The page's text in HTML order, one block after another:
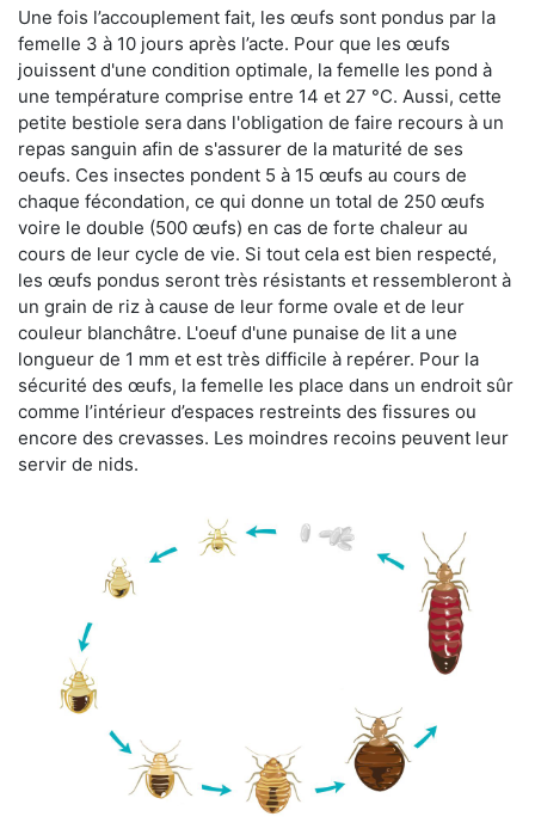
Une fois l’accouplement fait, les œufs sont pondus par la
femelle 3 à 10 jours après l’acte. Pour que les œufs
jouissent d'une condition optimale, la femelle les pond à
une température comprise entre 14 et 27 °C. Aussi, cette
petite bestiole sera dans l'obligation de faire recours à un
repas sanguin afin de s'assurer de la maturité de ses
oeufs. Ces insectes pondent 5 à 15 œufs au cours de
chaque fécondation, ce qui donne un total de 250 œufs
voire le double (500 œufs) en cas de forte chaleur au
cours de leur cycle de vie. Si tout cela est bien respecté,
les œufs pondus seront très résistants et ressembleront à
un grain de riz à cause de leur forme ovale et de leur
couleur blanchâtre. L'oeuf d'une punaise de lit a une
longueur de 1 mm et est très difficile à repérer. Pour la
sécurité des œufs, la femelle les place dans un endroit sûr
comme l’intérieur d’espaces restreints des fissures ou
encore des crevasses. Les moindres recoins peuvent leur
servir de nids.